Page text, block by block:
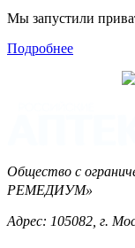
Мы запустили
Подробнее
Общество с
РЕМЕДИУМ»
Адрес: 105082, г.